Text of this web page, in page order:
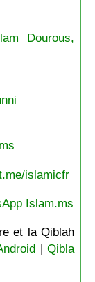
Dourous,
islamicfr
Islam.ms
et la Qiblah
|Qibla